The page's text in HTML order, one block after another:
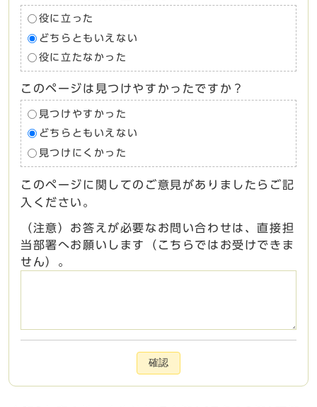
役に立った
どちらともいえない
役に立たなかった
このページは見つけやすかったですか？
見つけやすかった
どちらともいえない
見つけにくかった
このページに関してのご意見がありましたらご記
入ください。
（注意）お答えが必要なお問い合わせは、直接担
当部署へお願いします（こちらではお受けできま
せん）。
確認